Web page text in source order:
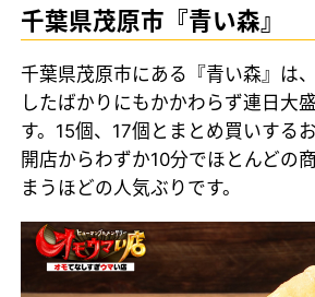
千葉県茂原市『青い森』
千葉県茂原市にある『青い森』は
したばかりにもかかわらず連日大
す。15個、17個とまとめ買いする
開店からわずか10分でほとんどの
まうほどの人気ぶりです。